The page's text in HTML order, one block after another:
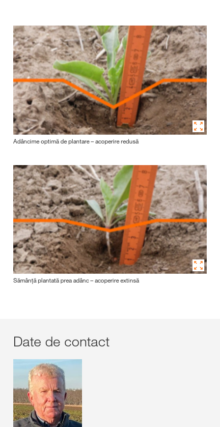
Adâncime optimă de plantare – acoperire redusă
Sămânță plantată prea adânc – acoperire extinsă
Date de contact